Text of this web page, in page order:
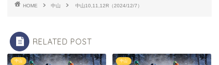
HOME 中山 中山10,11,12R（2024/12/7）
RELATED POST
中山 中山